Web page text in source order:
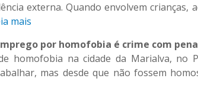
externa. Quando envolvem
mais
por homofobia é crime com
homofobia na cidade da Marialva, no
mas desde que não fossem